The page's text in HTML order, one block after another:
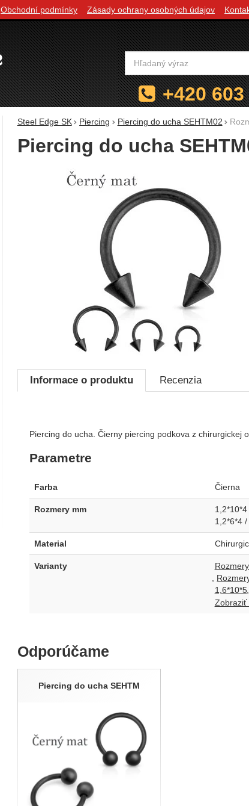
Steel Edge SK Piercing Piercing do ucha SEHTM02
Piercing do ucha
Fotografie
Informace o produktu Recenzia
Piercing do ucha. Čierny piercing podkova z chirurgickej
Parametre
Farba Čierna
Rozmery mm
1,2*6*4
Material
Varianty
1,6*10*5
Zobraziť
Odporúčame
Piercing do ucha SEHTM
Obchodní podmínky Zásady ochrany osobných údajov
Vyhľadávanie
+420